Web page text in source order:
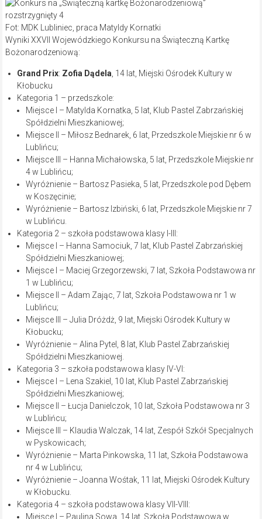
Fot: MDK Lubliniec, praca Matyldy Kornatki
Wyniki XXVII Wojewódzkiego Konkursu na Świąteczną Kartkę
Bożonarodzeniową:
Grand Prix: Zofia Dądela , 14 lat, Miejski Ośrodek Kultury w
Kłobucku
Kategoria 1 – przedszkole:
Miejsce I – Matylda Kornatka, 5 lat, Klub Pastel Zabrzańskiej
Spółdzielni Mieszkaniowej;
Miejsce II – Miłosz Bednarek, 6 lat, Przedszkole Miejskie nr 6 w
Lublińcu;
Miejsce III – Hanna Michałowska, 5 lat, Przedszkole Miejskie nr
4 w Lublińcu;
Wyróżnienie – Bartosz Pasieka, 5 lat, Przedszkole pod Dębem
w Koszęcinie;
Wyróżnienie – Bartosz Izbiński, 6 lat, Przedszkole Miejskie nr 7
w Lublińcu.
Kategoria 2 – szkoła podstawowa klasy I-III:
Miejsce I – Hanna Samociuk, 7 lat, Klub Pastel Zabrzańskiej
Spółdzielni Mieszkaniowej;
Miejsce I – Maciej Grzegorzewski, 7 lat, Szkoła Podstawowa nr
1 w Lublińcu;
Miejsce II – Adam Zając, 7 lat, Szkoła Podstawowa nr 1 w
Lublińcu;
Miejsce III – Julia Dróżdż, 9 lat, Miejski Ośrodek Kultury w
Kłobucku;
Wyróżnienie – Alina Pytel, 8 lat, Klub Pastel Zabrzańskiej
Spółdzielni Mieszkaniowej.
Kategoria 3 – szkoła podstawowa klasy IV-VI:
Miejsce I – Lena Szakiel, 10 lat, Klub Pastel Zabrzańskiej
Spółdzielni Mieszkaniowej;
Miejsce II – Łucja Danielczok, 10 lat, Szkoła Podstawowa nr 3
w Lublińcu;
Miejsce III – Klaudia Walczak, 14 lat, Zespół Szkół Specjalnych
w Pyskowicach;
Wyróżnienie – Marta Pinkowska, 11 lat, Szkoła Podstawowa
nr 4 w Lublińcu;
Wyróżnienie – Joanna Wośtak, 11 lat, Miejski Ośrodek Kultury
w Kłobucku.
Kategoria 4 – szkoła podstawowa klasy VII-VIII:
Miejsce I – Paulina Sowa, 14 lat, Szkoła Podstawowa w